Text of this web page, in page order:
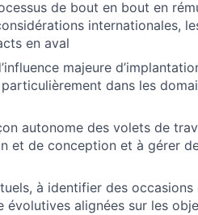
de bout en bout en
internationales,
en aval
majeure
dans les
autonome des volets de
et de conception et à gérer
à identifier des occasions
alignées sur les